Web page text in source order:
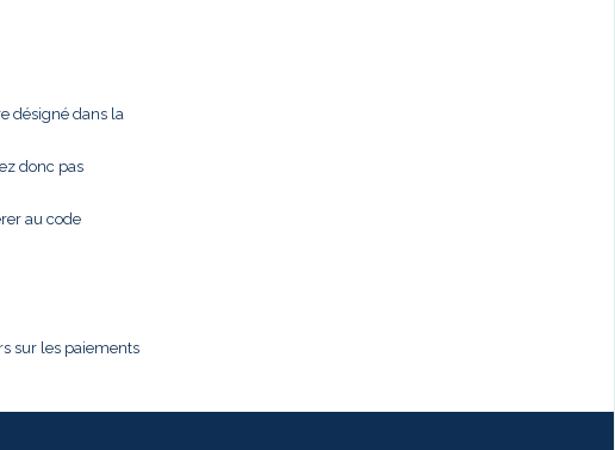
désigné dans la
donc pas
au code
sur les paiements